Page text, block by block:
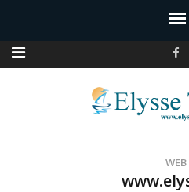
WEB